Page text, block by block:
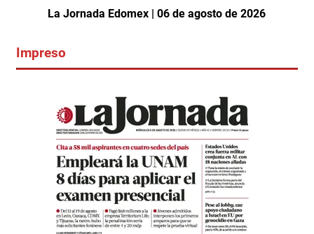
La Jornada Edomex | 06 de agosto de 2026
Impreso